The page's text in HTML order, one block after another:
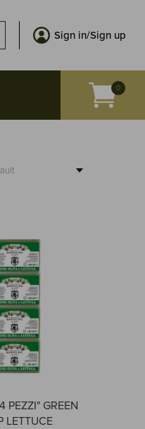
Sign in/Sign up
PEZZI" GREEN
LETTUCE